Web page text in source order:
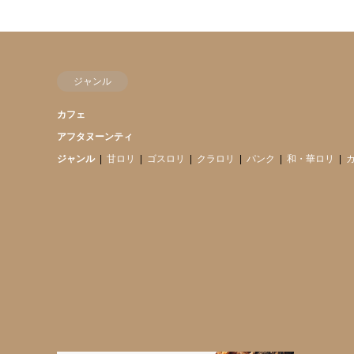
ジャンル
カフェ
アフタヌーンティ
ジャンル
甘ロリ ゴスロリ クラロリ パンク 和・華ロリ